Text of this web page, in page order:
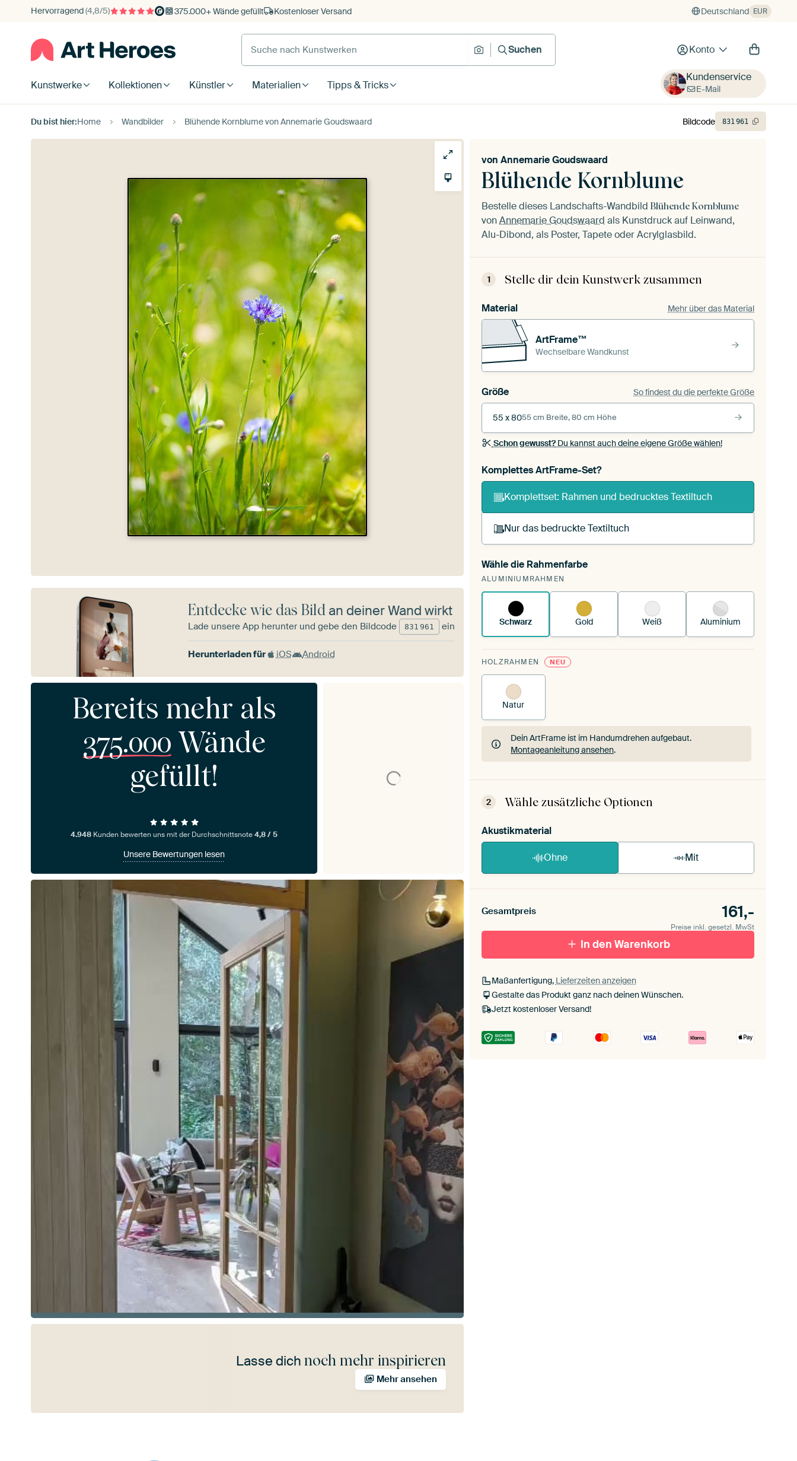
Hervorragend(4,8/5) 375.000+ Wände gefüllt Kostenloser Versand Deutschland EUR
Suchen Konto
Kunstwerke Kollektionen Künstler Materialien Tipps & Tricks
Kundenservice
E-Mail
Du bist hier:Home Wandbilder Blühende Kornblume von Annemarie Goudswaard
Blühende Kornblume
von Annemarie Goudswaard
Bestelle dieses Landschafts-Wandbild Blühende Kornblume
vonAnnemarie Goudswaard als Kunstdruck auf Leinwand,
Alu-Dibond, als Poster, Tapete oder Acrylglasbild.
1 Stelle dir dein Kunstwerk zusammen
Material Mehr über das Material
ArtFrame™
Wechselbare Wandkunst
Größe So findest du die perfekte Größe
55 x 8055 cm Breite, 80 cm Höhe
Schon gewusst?Du kannst auch deine eigene Größe wählen!
Komplettes ArtFrame-Set?
Komplettset: Rahmen und bedrucktes Textiltuch
Nur das bedruckte Textiltuch
Du spannst einen wechselbaren Textiltuch in deinen
vorhandenen ArtFrame™.
Wähle die Rahmenfarbe
ALUMINIUMRAHMEN
Schwarz Gold Weiß Aluminium
HOLZRAHMEN NEU
Natur
Dein ArtFrame ist im Handumdrehen aufgebaut.
Montageanleitung ansehen.
Dein ArtFrame ist im Handumdrehen aufgebaut.
2
Wähle zusätzliche Optionen
Akustikmaterial
Ohne Mit
Gesamtpreis 161,-
Preise inkl. gesetzl. MwSt
In den Warenkorb
Maßanfertigung, Lieferzeiten anzeigen
Gestalte das Produkt ganz nach deinen Wünschen.
Jetzt kostenloser Versand!
Bildcode 831961
Entdecke wie das Bildan deiner Wand wirkt
Lade unsere App herunter und gebe den Bildcode 831 961 ein
Herunterladen für iOS Android
Bereits mehr als
375.000 Wände
gefüllt!
4.948 Kunden bewerten uns mit der Durchschnittsnote4,8 / 5
Unsere Bewertungen lesen
Lasse dich noch mehr inspirieren
Mehr ansehen